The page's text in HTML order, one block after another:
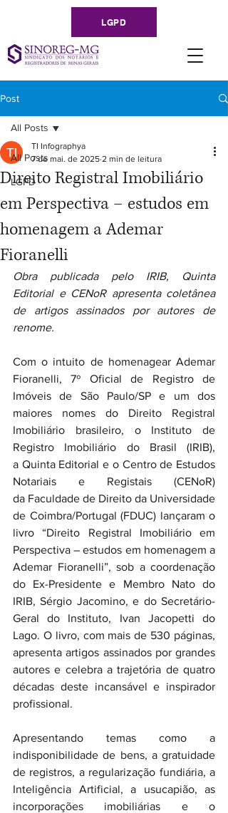
LGPD
Post
All Posts
LGPD
All Posts
Direito Registral Imobiliário
em Perspectiva – estudos em
homenagem a Ademar
Fioranelli
TI Infographya
7 de mai. de 2025 2 min de leitura
Obra publicada pelo IRIB, Quinta
Editorial e CENoR apresenta coletânea
de artigos assinados por autores de
renome.
Com o intuito de homenagear Ademar
Fioranelli, 7º Oficial de Registro de
Imóveis de São Paulo/SP e um dos
maiores nomes do Direito Registral
Imobiliário brasileiro, o Instituto de
Registro Imobiliário do Brasil (IRIB),
a Quinta Editorial e o Centro de Estudos
Notariais e Registais (CENoR)
da Faculdade de Direito da Universidade
de Coimbra/Portugal (FDUC) lançaram o
livro “Direito Registral Imobiliário em
Perspectiva – estudos em homenagem a
Ademar Fioranelli”, sob a coordenação
do Ex-Presidente e Membro Nato do
IRIB, Sérgio Jacomino, e do Secretário-
Geral do Instituto, Ivan Jacopetti do
Lago. O livro, com mais de 530 páginas,
apresenta artigos assinados por grandes
autores e celebra a trajetória de quatro
décadas deste incansável e inspirador
profissional.
Apresentando temas como a
indisponibilidade de bens, a gratuidade
de registros, a regularização fundiária, a
Inteligência Artificial, a usucapião, as
incorporações imobiliárias e o